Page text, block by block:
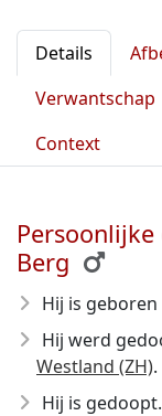
Details
Verwantschap
Context
Persoonlijke
Berg
Hij is geboren
Hij werd
Westland (ZH).
Hij is gedoopt.